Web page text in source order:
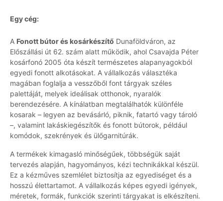
Egy cég:
A Fonott bútor és kosárkészítő Dunaföldváron, az
Előszállási út 62. szám alatt működik, ahol Csavajda Péter
kosárfonó 2005 óta készít természetes alapanyagokból
egyedi fonott alkotásokat. A vállalkozás választéka
magában foglalja a vesszőből font tárgyak széles
palettáját, melyek ideálisak otthonok, nyaralók
berendezésére. A kínálatban megtalálhatók különféle
kosarak – legyen az bevásárló, piknik, fatartó vagy tároló
–, valamint lakáskiegészítők és fonott bútorok, például
komódok, szekrények és ülőgarnitúrák.
A termékek kimagasló minőségűek, többségük saját
tervezés alapján, hagyományos, kézi technikákkal készül.
Ez a kézműves szemlélet biztosítja az egyediséget és a
hosszú élettartamot. A vállalkozás képes egyedi igények,
méretek, formák, funkciók szerinti tárgyakat is elkészíteni.